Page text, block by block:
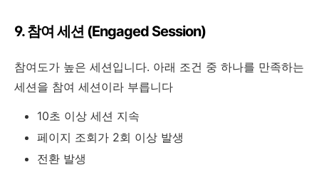
9. 참여 세션 (Engaged Session)
참여도가 높은 세션입니다. 아래 조건 중 하나를 만족하는
세션을 참여 세션이라 부릅니다
10초 이상 세션 지속
페이지 조회가 2회 이상 발생
전환 발생